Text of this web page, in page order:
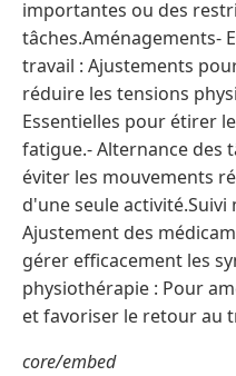
importantes ou des
tâches.Aménagements-
travail : Ajustements
réduire les tensions
Essentielles pour étirer
fatigue.- Alternance des
éviter les mouvements
d'une seule
Ajustement des
gérer efficacement les
physiothérapie : Pour
et favoriser le retour au
core/embed